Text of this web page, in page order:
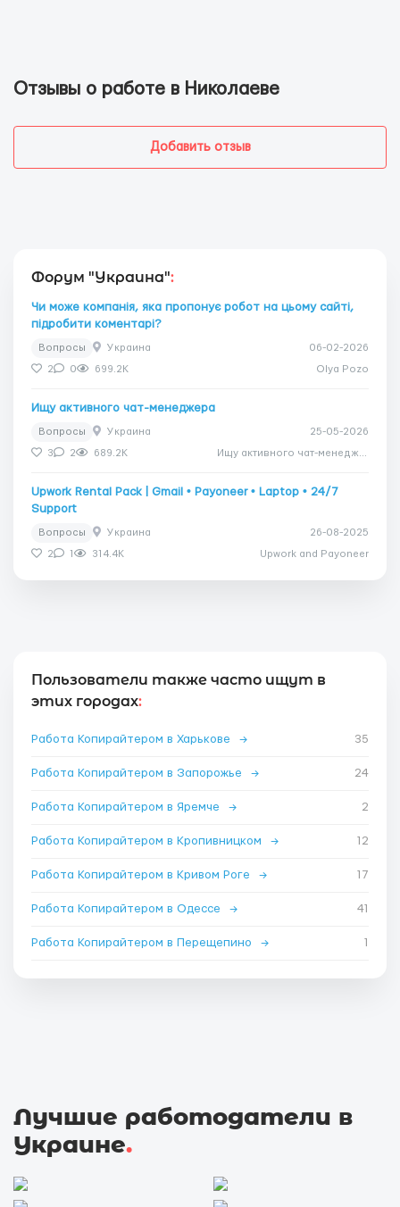
Отзывы о работе в Николаеве
Добавить отзыв
Форум "Украина":
Чи може компанія, яка пропонує робот на цьому сайті,
підробити коментарі?
Вопросы Украина 06-02-2026
2 0 699.2K Olya Pozo
Ищу активного чат-менеджера
Вопросы Украина 25-05-2026
3 2 689.2K
Upwork Rental Pack | Gmail • Payoneer • Laptop • 24/7
Support
Вопросы Украина 26-08-2025
2 1 314.4K Upwork and Payoneer
Пользователи также часто ищут в
этих городах:
Работа Копирайтером в Харькове → 35
Работа Копирайтером в Запорожье → 24
Работа Копирайтером в Яремче → 2
Работа Копирайтером в Кропивницком → 12
Работа Копирайтером в Кривом Роге → 17
Работа Копирайтером в Одессе → 41
Работа Копирайтером в Перещепино → 1
Лучшие работодатели в
Украине.